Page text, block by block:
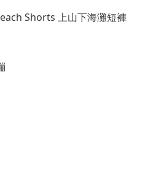
Shorts 上山下海灘短褲